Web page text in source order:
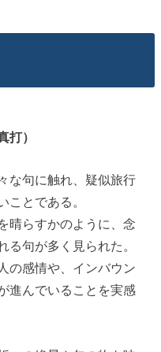
）
な句に触れ、疑似旅行
ことである。
晴らすかのように、念
る句が多く見られた。
の感情や、インバウン
進んでいることを実感